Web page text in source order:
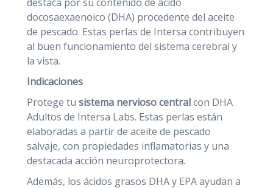
docosaexaenoico (DHA) procedente del aceite
de pescado. Estas perlas de Intersa contribuyen
al buen funcionamiento del sistema cerebral y
la vista.
Indicaciones
Protege tu sistema nervioso centralcon DHA
Adultos de Intersa Labs. Estas perlas están
elaboradas a partir de aceite de pescado
salvaje, con propiedades inflamatorias y una
destacada acción neuroprotectora.
Además, los ácidos grasos DHA y EPA ayudan a